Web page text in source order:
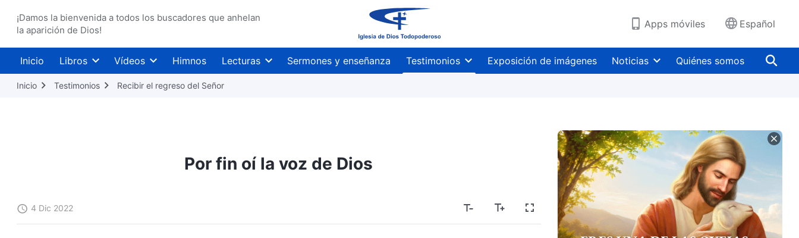
¡Damos la bienvenida a todos los buscadores que anhelan
la aparición de Dios!
Apps móviles Español
Inicio Libros Vídeos Himnos Lecturas Sermones y enseñanza Testimonios Exposición de imágenes Noticias Quiénes somos
Inicio Testimonios Recibir el regreso del Señor
Por fin oí la voz de Dios
4 Dic 2022